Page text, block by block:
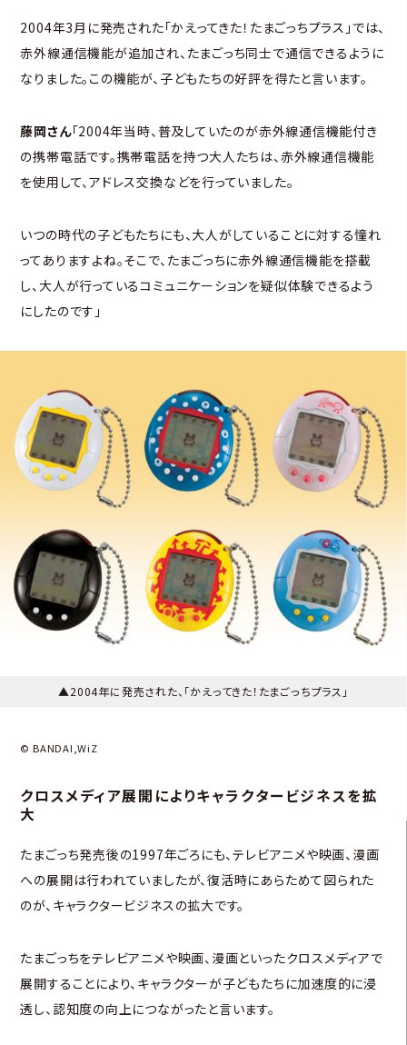
2004年3月に発売された「かえってきた！たまごっちプラス」では、
赤外線通信機能が追加され、たまごっち同士で通信できるように
なりました。この機能が、子どもたちの好評を得たと言います。
藤岡さん「2004年当時、普及していたのが赤外線通信機能付き
の携帯電話です。携帯電話を持つ大人たちは、赤外線通信機能
を使用して、アドレス交換などを行っていました。
いつの時代の子どもたちにも、大人がしていることに対する憧れ
ってありますよね。そこで、たまごっちに赤外線通信機能を搭載
し、大人が行っているコミュニケーションを疑似体験できるよう
にしたのです」
▲2004年に発売された、「かえってきた！たまごっちプラス」
© BANDAI,WiZ
クロスメディア展開によりキャラクタービジネスを拡
大
たまごっち発売後の1997年ごろにも、テレビアニメや映画、漫画
への展開は行われていましたが、復活時にあらためて図られた
のが、キャラクタービジネスの拡大です。
たまごっちをテレビアニメや映画、漫画といったクロスメディアで
展開することにより、キャラクターが子どもたちに加速度的に浸
透し、認知度の向上につながったと言います。